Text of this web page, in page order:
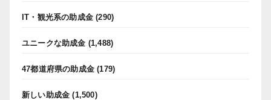
IT・観光系の助成金 (290)
ユニークな助成金 (1,488)
47都道府県の助成金 (179)
新しい助成金 (1,500)